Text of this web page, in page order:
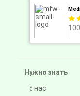
Нужно знать
о нас